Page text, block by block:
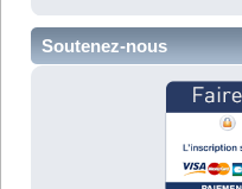
Soutenez-nous